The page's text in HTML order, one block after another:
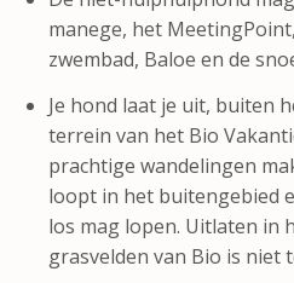
manege, het
zwembad, Baloe en de
Je hond laat je uit, buiten
terrein van het Bio
prachtige wandelingen
loopt in het buitengebied
los mag lopen. Uitlaten in
grasvelden van Bio is niet